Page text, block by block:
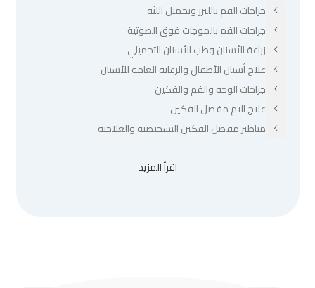
جراحات الفم بالليزر وتجميل اللثة
جراحات الفم بالموجات فوق الصوتية
زراعة الأسنان وطب الأسنان التجميلي
علاج أسنان الأطفال والرعاية العامة للأسنان
جراحات الوجه والفم والفكين
علاج الام مفصل الفكين
مناظير مفصل الفكين التشخيصية والعلاجية
اقرأ المزيد